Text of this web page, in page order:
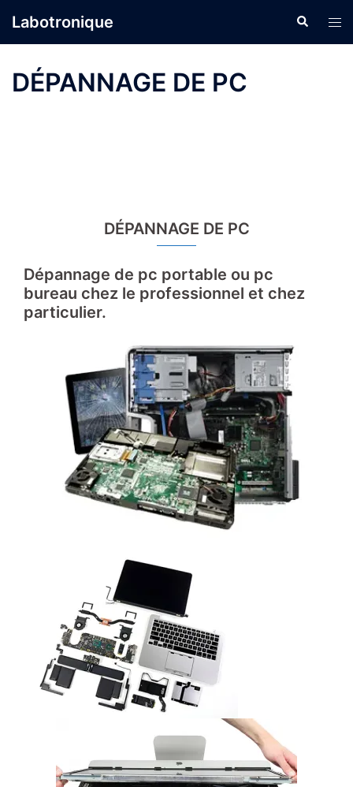
auLabotronique
le
DÉPANNAGE DE PC
DÉPANNAGE DE PC
Dépannage de pc portable ou pc
bureau chez le professionnel et chez
particulier.